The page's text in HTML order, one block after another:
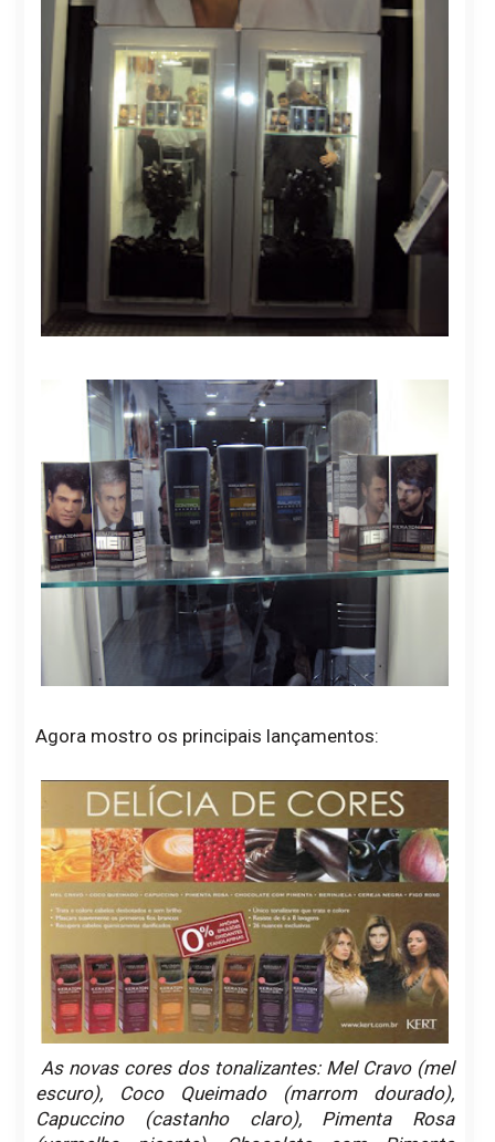
Agora mostro os principais lançamentos:
As novas cores dos tonalizantes: Mel Cravo (mel
escuro), Coco Queimado (marrom dourado),
Capuccino (castanho claro), Pimenta Rosa